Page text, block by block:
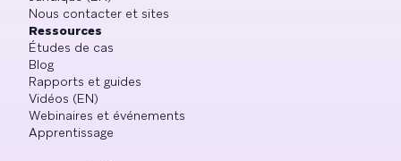
Nous contacter et sites
Ressources
Études de cas
Blog
Rapports et guides
Vidéos (EN)
Webinaires et événements
Apprentissage